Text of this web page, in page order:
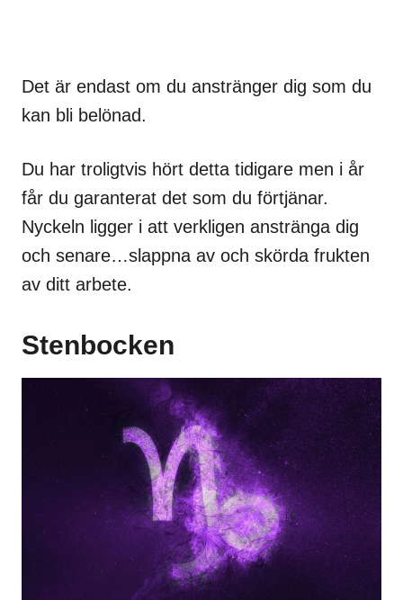
Det är endast om du anstränger dig som du
kan bli belönad.
Du har troligtvis hört detta tidigare men i år
får du garanterat det som du förtjänar.
Nyckeln ligger i att verkligen anstränga dig
och senare…slappna av och skörda frukten
av ditt arbete.
Stenbocken